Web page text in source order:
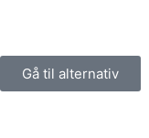
Gå til alternativ